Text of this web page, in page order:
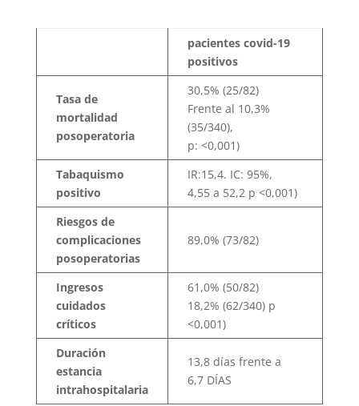
pacientes covid-19
positivos
Tasa de
mortalidad
posoperatoria
30,5% (25/82)
Frente al 10,3%
(35/340),
p: <0,001)
Tabaquismo
positivo
IR:15,4. IC: 95%,
4,55 a 52,2 p <0,001)
Riesgos de
complicaciones
posoperatorias
89,0% (73/82)
Ingresos
cuidados
críticos
61,0% (50/82)
18,2% (62/340) p
<0,001)
Duración
estancia
intrahospitalaria
13,8 días frente a
6,7 DÍAS